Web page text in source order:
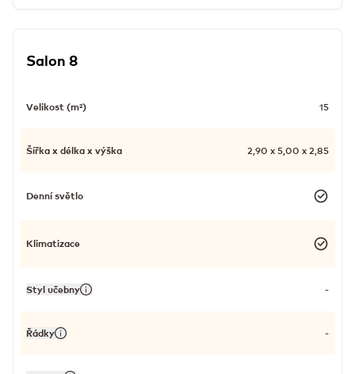
Salon 8
Velikost (m²) 15
Šířka x délka x výška 2,90 x 5,00 x 2,85
Denní světlo
Klimatizace
Styl učebny -
Řádky -